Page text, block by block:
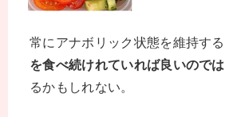
常にアナボリック状態を維持する
を食べ続けれていれば良いので
るかもしれない。